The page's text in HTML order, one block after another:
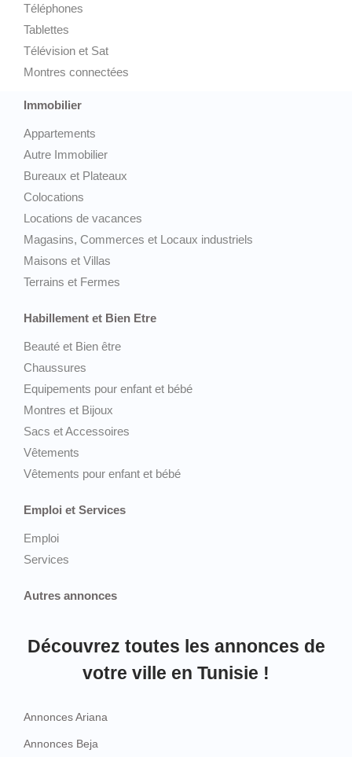
Téléphones
Tablettes
Télévision et Sat
Montres connectées
Immobilier
Appartements
Autre Immobilier
Bureaux et Plateaux
Colocations
Locations de vacances
Magasins, Commerces et Locaux industriels
Maisons et Villas
Terrains et Fermes
Habillement et Bien Etre
Beauté et Bien être
Chaussures
Equipements pour enfant et bébé
Montres et Bijoux
Sacs et Accessoires
Vêtements
Vêtements pour enfant et bébé
Emploi et Services
Emploi
Services
Autres annonces
Découvrez toutes les annonces de
votre ville en Tunisie !
Annonces Ariana
Annonces Beja